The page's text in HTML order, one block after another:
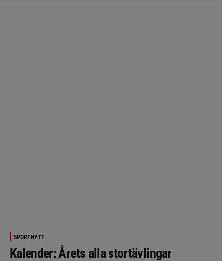
SPORTNYTT
Kalender: Årets alla stortävlingar